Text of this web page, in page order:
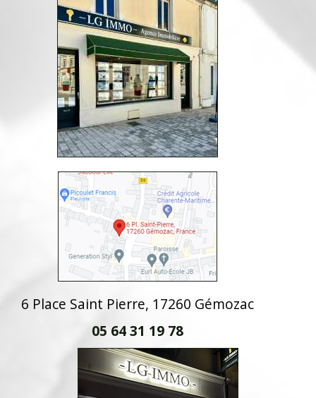
6 Place Saint Pierre, 17260 Gémozac
05 64 31 19 78